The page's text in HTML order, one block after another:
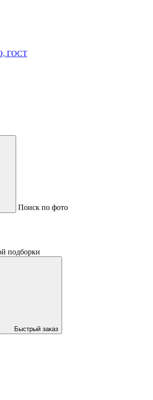
ГОСТ
Поиск по фото
подборки
Быстрый заказ